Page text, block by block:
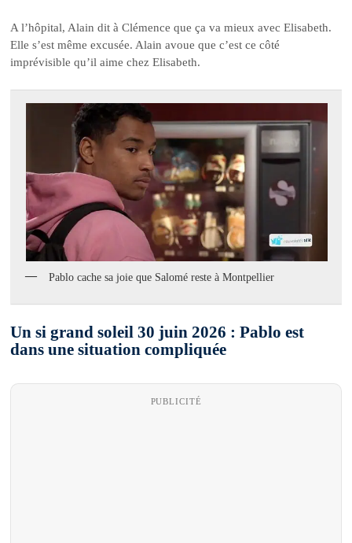
A l’hôpital, Alain dit à Clémence que ça va mieux avec Elisabeth.
Elle s’est même excusée. Alain avoue que c’est ce côté
imprévisible qu’il aime chez Elisabeth.
Pablo cache sa joie que Salomé reste à Montpellier
Un si grand soleil 30 juin 2026 : Pablo est
dans une situation compliquée
PUBLICITÉ